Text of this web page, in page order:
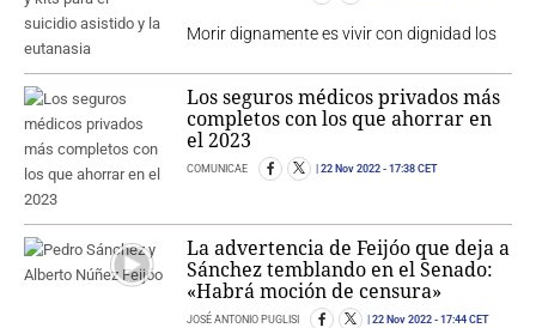
Morir dignamente es vivir con dignidad los
Los seguros médicos privados más
completos con los que ahorrar en
el 2023
COMUNICAE 22 Nov 2022 - 17:38 CET
La advertencia de Feijóo que deja a
Sánchez temblando en el Senado:
«Habrá moción de censura»
JOSÉ ANTONIO PUGLISI 22 Nov 2022 - 17:44 CET